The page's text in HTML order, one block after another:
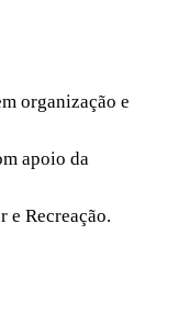
organização e
apoio da
e Recreação.